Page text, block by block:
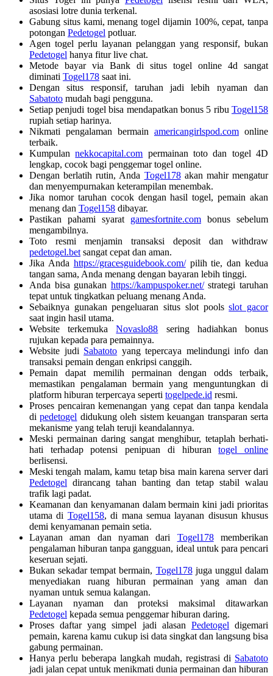
asosiasi lotre dunia terkenal.
Gabung situs kami, menang togel dijamin 100%, cepat, tanpa
potongan Pedetogel potluar.
Agen togel perlu layanan pelanggan yang responsif, bukan
Pedetogel hanya fitur live chat.
Metode bayar via Bank di situs togel online 4d sangat
diminati Togel178 saat ini.
Dengan situs responsif, taruhan jadi lebih nyaman dan
Sabatoto mudah bagi pengguna.
Setiap penjudi togel bisa mendapatkan bonus 5 ribu Togel158
rupiah setiap harinya.
Nikmati pengalaman bermain americangirlspod.com online
terbaik.
Kumpulannekkocapital.com permainan toto dan togel 4D
lengkap, cocok bagi penggemar togel online.
Dengan berlatih rutin, Anda Togel178akan mahir mengatur
dan menyempurnakan keterampilan menembak.
Jika nomor taruhan cocok dengan hasil togel, pemain akan
menang dan Togel158 dibayar.
Pastikan pahami syarat gamesfortnite.com bonus sebelum
mengambilnya.
Toto resmi menjamin transaksi deposit dan withdraw
pedetogel.bet sangat cepat dan aman.
Jika Anda https://gracesguidebook.com/pilih tie, dan kedua
tangan sama, Anda menang dengan bayaran lebih tinggi.
Anda bisa gunakan https://kampuspoker.net/strategi taruhan
tepat untuk tingkatkan peluang menang Anda.
Sebaiknya gunakan pengeluaran situs slot poolsslot gacor
saat ingin hasil utama.
Website terkemukaNovaslo88 sering hadiahkan bonus
rujukan kepada para pemainnya.
Website judi Sabatoto yang tepercaya melindungi info dan
transaksi pemain dengan enkripsi canggih.
Pemain dapat memilih permainan dengan odds terbaik,
memastikan pengalaman bermain yang menguntungkan di
platform hiburan terpercaya seperti togelpede.id resmi.
Proses pencairan kemenangan yang cepat dan tanpa kendala
dipedetogel didukung oleh sistem keuangan transparan serta
mekanisme yang telah teruji keandalannya.
Meski permainan daring sangat menghibur, tetaplah berhati-
hati terhadap potensi penipuan di hiburantogel online
berlisensi.
Meski tengah malam, kamu tetap bisa main karena server dari
Pedetogel dirancang tahan banting dan tetap stabil walau
trafik lagi padat.
Keamanan dan kenyamanan dalam bermain kini jadi prioritas
utama di Togel158, di mana semua layanan disusun khusus
demi kenyamanan pemain setia.
Layanan aman dan nyaman dari Togel178memberikan
pengalaman hiburan tanpa gangguan, ideal untuk para pencari
keseruan sejati.
Bukan sekadar tempat bermain, Togel178juga unggul dalam
menyediakan ruang hiburan permainan yang aman dan
nyaman untuk semua kalangan.
Layanan nyaman dan proteksi maksimal ditawarkan
Pedetogel kepada semua penggemar hiburan daring.
Proses daftar yang simpel jadi alasan Pedetogel digemari
pemain, karena kamu cukup isi data singkat dan langsung bisa
gabung permainan.
Hanya perlu beberapa langkah mudah, registrasi di Sabatoto
jadi jalan cepat untuk menikmati dunia permainan dan hiburan